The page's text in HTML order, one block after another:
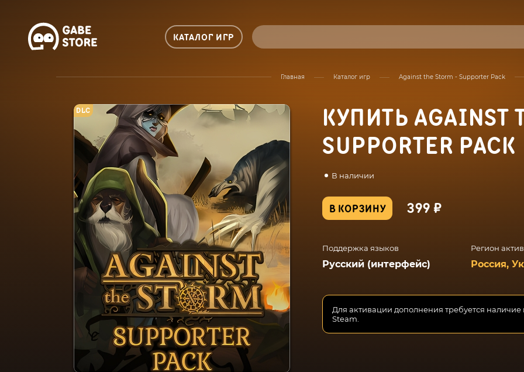
КАТАЛОГ ИГР
Главная Каталог игр Against the Storm - Supporter Pack
DLC
КУПИТЬ AGAINST
SUPPORTER PACK
В наличии
В КОРЗИНУ 399 ₽
Поддержка языков
Русский (интерфейс)
Регион
Россия,
Для активации дополнения требуется наличие
Steam.